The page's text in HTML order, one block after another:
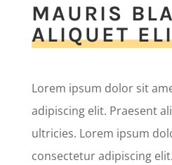
MAURIS
ALIQUET
Lorem ipsum dolor sit
adipiscing elit. Praesent
ultricies. Lorem ipsum
consectetur adipiscing